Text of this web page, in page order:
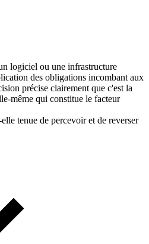
logiciel ou une infrastructure
des obligations incombant aux
précise clairement que c'est la
même qui constitue le facteur
tenue de percevoir et de reverser